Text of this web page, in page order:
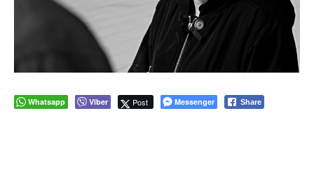
Whatsapp Viber Post Messenger Share